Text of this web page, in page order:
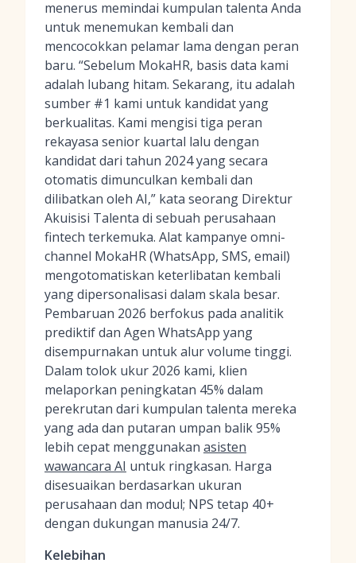
menerus memindai kumpulan talenta Anda
untuk menemukan kembali dan
mencocokkan pelamar lama dengan peran
baru. “Sebelum MokaHR, basis data kami
adalah lubang hitam. Sekarang, itu adalah
sumber #1 kami untuk kandidat yang
berkualitas. Kami mengisi tiga peran
rekayasa senior kuartal lalu dengan
kandidat dari tahun 2024 yang secara
otomatis dimunculkan kembali dan
dilibatkan oleh AI,” kata seorang Direktur
Akuisisi Talenta di sebuah perusahaan
fintech terkemuka. Alat kampanye omni-
channel MokaHR (WhatsApp, SMS, email)
mengotomatiskan keterlibatan kembali
yang dipersonalisasi dalam skala besar.
Pembaruan 2026 berfokus pada analitik
prediktif dan Agen WhatsApp yang
disempurnakan untuk alur volume tinggi.
Dalam tolok ukur 2026 kami, klien
melaporkan peningkatan 45% dalam
perekrutan dari kumpulan talenta mereka
yang ada dan putaran umpan balik 95%
lebih cepat menggunakan asisten
wawancara AI untuk ringkasan. Harga
disesuaikan berdasarkan ukuran
perusahaan dan modul; NPS tetap 40+
dengan dukungan manusia 24/7.
Kelebihan